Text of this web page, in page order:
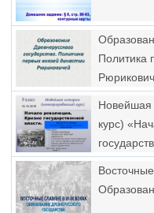
Политика
Новейшая
курс)